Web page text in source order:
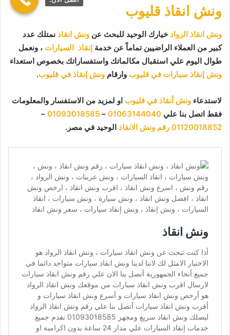
ونش انقاذ قليوب
ونش انقاذ الرواد خيارك الوحيد للبحث عن ونش انقاذ نمتلك عدد
كبير من العملاء الراضيين تماماً عن خدمة إنقاذ السيارات ، ونعمل
طوال اليوم علي استقبال مكالماتك واستفساراتك بخصوص استعداء
ونش إنقاذ سيارات في قليوب وارقام ونش إنقاذ في قليوب.
لاستدعاء ونش أنقاذ في قليوب او لمزيد من الاستفسار والمعلومات
فقط اتصل بنا علي 01063144040
–
01093018585
–
01120018852 رقم ونش الانقاذ الوحيد في مصر.